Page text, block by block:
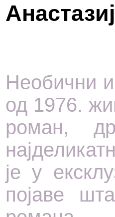
Необични и
од 1976.
роман,
је у
појаве